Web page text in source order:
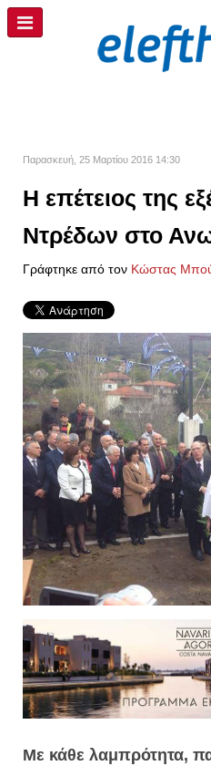
Παρασκευή, 25 Μαρτίου 2016 14:30
Η επέτειος της
Ντρέδων στο
Γράφτηκε από τον Kώστας
Με κάθε λαμπρότητα,